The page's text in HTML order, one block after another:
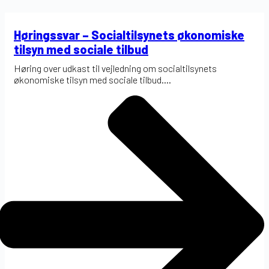
Høringssvar – Socialtilsynets økonomiske
tilsyn med sociale tilbud
Høring over udkast til vejledning om socialtilsynets
økonomiske tilsyn med sociale tilbud....